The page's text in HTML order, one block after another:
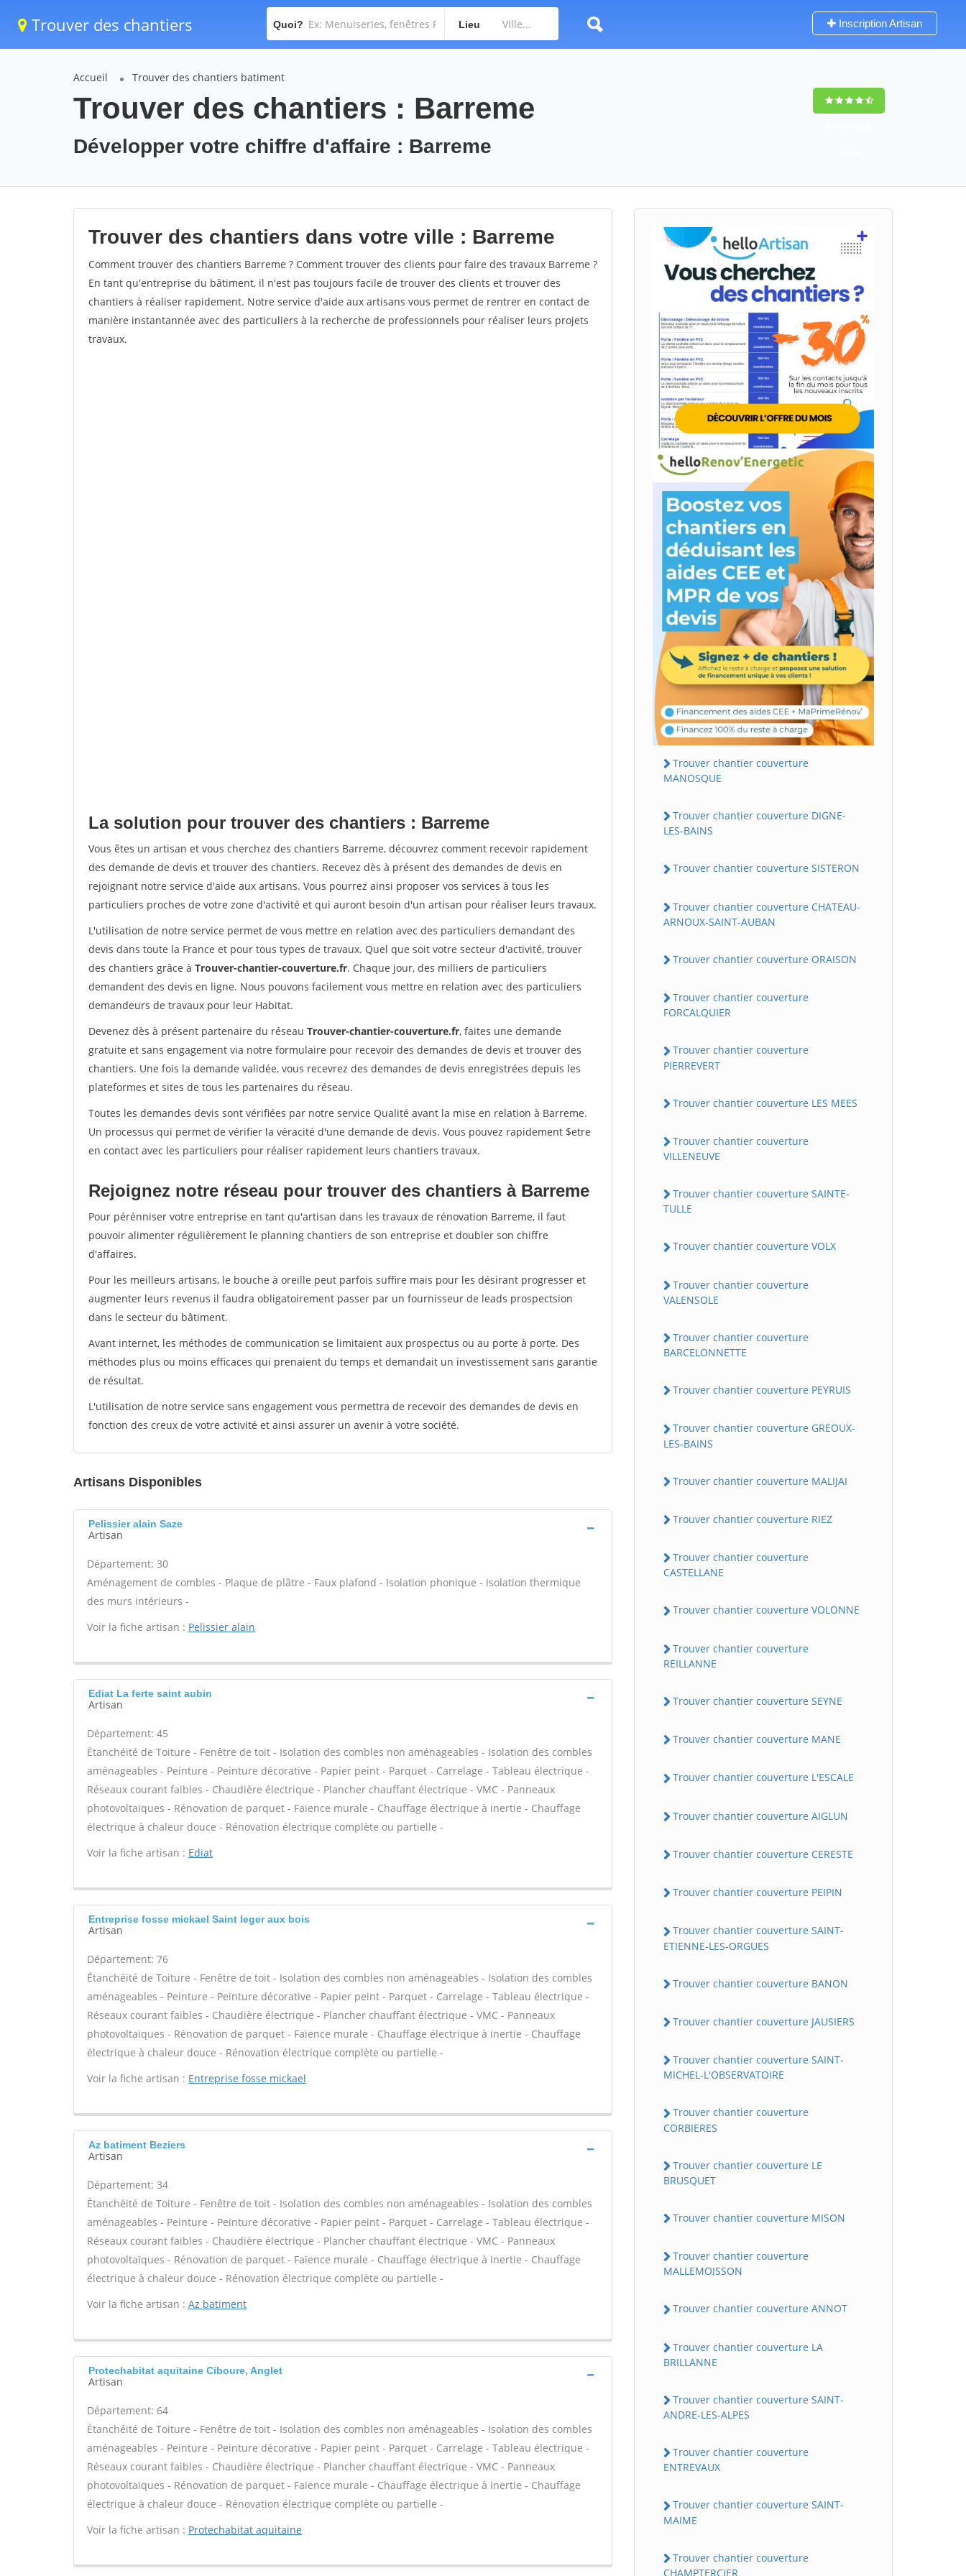
Trouver des chantiers Quoi? Lieu Inscription Artisan
Accueil Trouver des chantiers batiment
Trouver des chantiers : Barreme
Développer votre chiffre d'affaire : Barreme
Trouver des chantiers dans votre ville : Barreme
Comment trouver des chantiers Barreme ? Comment trouver des clients pour faire des travaux Barreme ?
En tant qu'entreprise du bâtiment, il n'est pas toujours facile de trouver des clients et trouver des
chantiers à réaliser rapidement. Notre service d'aide aux artisans vous permet de rentrer en contact de
manière instantannée avec des particuliers à la recherche de professionnels pour réaliser leurs projets
travaux.
La solution pour trouver des chantiers : Barreme
Vous êtes un artisan et vous cherchez des chantiers Barreme, découvrez comment recevoir rapidement
des demande de devis et trouver des chantiers. Recevez dès à présent des demandes de devis en
rejoignant notre service d'aide aux artisans. Vous pourrez ainsi proposer vos services à tous les
particuliers proches de votre zone d'activité et qui auront besoin d'un artisan pour réaliser leurs travaux.
L'utilisation de notre service permet de vous mettre en relation avec des particuliers demandant des
devis dans toute la France et pour tous types de travaux. Quel que soit votre secteur d'activité, trouver
des chantiers grâce à Trouver-chantier-couverture.fr. Chaque jour, des milliers de particuliers
demandent des devis en ligne. Nous pouvons facilement vous mettre en relation avec des particuliers
demandeurs de travaux pour leur Habitat.
Devenez dès à présent partenaire du réseau Trouver-chantier-couverture.fr, faites une demande
gratuite et sans engagement via notre formulaire pour recevoir des demandes de devis et trouver des
chantiers. Une fois la demande validée, vous recevrez des demandes de devis enregistrées depuis les
plateformes et sites de tous les partenaires du réseau.
Toutes les demandes devis sont vérifiées par notre service Qualité avant la mise en relation à Barreme.
Un processus qui permet de vérifier la véracité d'une demande de devis. Vous pouvez rapidement $etre
en contact avec les particuliers pour réaliser rapidement leurs chantiers travaux.
Rejoignez notre réseau pour trouver des chantiers à Barreme
Pour pérénniser votre entreprise en tant qu'artisan dans les travaux de rénovation Barreme, il faut
pouvoir alimenter régulièrement le planning chantiers de son entreprise et doubler son chiffre
d'affaires.
Pour les meilleurs artisans, le bouche à oreille peut parfois suffire mais pour les désirant progresser et
augmenter leurs revenus il faudra obligatoirement passer par un fournisseur de leads prospectsion
dans le secteur du bâtiment.
Avant internet, les méthodes de communication se limitaient aux prospectus ou au porte à porte. Des
méthodes plus ou moins efficaces qui prenaient du temps et demandait un investissement sans garantie
de résultat.
L'utilisation de notre service sans engagement vous permettra de recevoir des demandes de devis en
fonction des creux de votre activité et ainsi assurer un avenir à votre société.
Artisans Disponibles
Pelissier alain Saze
Artisan
Département: 30
Aménagement de combles - Plaque de plâtre - Faux plafond - Isolation phonique - Isolation thermique
des murs intérieurs -
Voir la fiche artisan : Pelissier alain
Ediat La ferte saint aubin
Artisan
Département: 45
Étanchéité de Toiture - Fenêtre de toit - Isolation des combles non aménageables - Isolation des combles
aménageables - Peinture - Peinture décorative - Papier peint - Parquet - Carrelage - Tableau électrique -
Réseaux courant faibles - Chaudière électrique - Plancher chauffant électrique - VMC - Panneaux
photovoltaïques - Rénovation de parquet - Faïence murale - Chauffage électrique à inertie - Chauffage
électrique à chaleur douce - Rénovation électrique complète ou partielle -
Voir la fiche artisan : Ediat
Entreprise fosse mickael Saint leger aux bois
Artisan
Département: 76
Étanchéité de Toiture - Fenêtre de toit - Isolation des combles non aménageables - Isolation des combles
aménageables - Peinture - Peinture décorative - Papier peint - Parquet - Carrelage - Tableau électrique -
Réseaux courant faibles - Chaudière électrique - Plancher chauffant électrique - VMC - Panneaux
photovoltaïques - Rénovation de parquet - Faïence murale - Chauffage électrique à inertie - Chauffage
électrique à chaleur douce - Rénovation électrique complète ou partielle -
Voir la fiche artisan : Entreprise fosse mickael
Az batiment Beziers
Artisan
Département: 34
Étanchéité de Toiture - Fenêtre de toit - Isolation des combles non aménageables - Isolation des combles
aménageables - Peinture - Peinture décorative - Papier peint - Parquet - Carrelage - Tableau électrique -
Réseaux courant faibles - Chaudière électrique - Plancher chauffant électrique - VMC - Panneaux
photovoltaïques - Rénovation de parquet - Faïence murale - Chauffage électrique à inertie - Chauffage
électrique à chaleur douce - Rénovation électrique complète ou partielle -
Voir la fiche artisan : Az batiment
Protechabitat aquitaine Ciboure, Anglet
Artisan
Département: 64
Étanchéité de Toiture - Fenêtre de toit - Isolation des combles non aménageables - Isolation des combles
aménageables - Peinture - Peinture décorative - Papier peint - Parquet - Carrelage - Tableau électrique -
Réseaux courant faibles - Chaudière électrique - Plancher chauffant électrique - VMC - Panneaux
photovoltaïques - Rénovation de parquet - Faïence murale - Chauffage électrique à inertie - Chauffage
électrique à chaleur douce - Rénovation électrique complète ou partielle -
Voir la fiche artisan : Protechabitat aquitaine
Trouver chantier couverture
MANOSQUE
Trouver chantier couverture DIGNE-
LES-BAINS
Trouver chantier couverture SISTERON
Trouver chantier couverture CHATEAU-
ARNOUX-SAINT-AUBAN
Trouver chantier couverture ORAISON
Trouver chantier couverture
FORCALQUIER
Trouver chantier couverture
PIERREVERT
Trouver chantier couverture LES MEES
Trouver chantier couverture
VILLENEUVE
Trouver chantier couverture SAINTE-
TULLE
Trouver chantier couverture VOLX
Trouver chantier couverture
VALENSOLE
Trouver chantier couverture
BARCELONNETTE
Trouver chantier couverture PEYRUIS
Trouver chantier couverture GREOUX-
LES-BAINS
Trouver chantier couverture MALIJAI
Trouver chantier couverture RIEZ
Trouver chantier couverture
CASTELLANE
Trouver chantier couverture VOLONNE
Trouver chantier couverture
REILLANNE
Trouver chantier couverture SEYNE
Trouver chantier couverture MANE
Trouver chantier couverture L'ESCALE
Trouver chantier couverture AIGLUN
Trouver chantier couverture CERESTE
Trouver chantier couverture PEIPIN
Trouver chantier couverture SAINT-
ETIENNE-LES-ORGUES
Trouver chantier couverture BANON
Trouver chantier couverture JAUSIERS
Trouver chantier couverture SAINT-
MICHEL-L'OBSERVATOIRE
Trouver chantier couverture
CORBIERES
Trouver chantier couverture LE
BRUSQUET
Trouver chantier couverture MISON
Trouver chantier couverture
MALLEMOISSON
Trouver chantier couverture ANNOT
Trouver chantier couverture LA
BRILLANNE
Trouver chantier couverture SAINT-
ANDRE-LES-ALPES
Trouver chantier couverture
ENTREVAUX
Trouver chantier couverture SAINT-
MAIME
Trouver chantier couverture
CHAMPTERCIER